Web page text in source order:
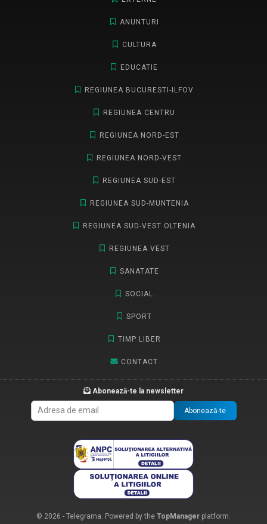
ANUNTURI
CULTURA
EDUCATIE
REGIUNEA BUCURESTI-ILFOV
REGIUNEA CENTRU
REGIUNEA NORD-EST
REGIUNEA NORD-VEST
REGIUNEA SUD-EST
REGIUNEA SUD-MUNTENIA
REGIUNEA SUD-VEST OLTENIA
REGIUNEA VEST
SANATATE
SOCIAL
SPORT
TIMP LIBER
CONTACT
Abonează-te la newsletter
Abonează-te
© 2026 - Telegrama. Powered by the TopManager platform.